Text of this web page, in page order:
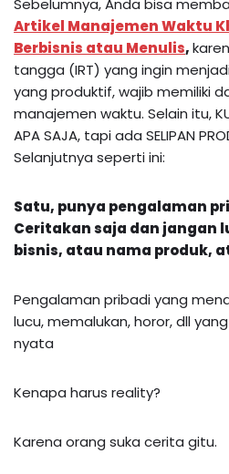
Sebelumnya, Anda bisa
Artikel Manajemen Waktu
Berbisnis atau Menulis,
tangga (IRT) yang ingin
yang produktif, wajib memiliki
manajemen waktu. Selain itu,
APA SAJA, tapi ada SELIPAN
Selanjutnya seperti ini:
Satu, punya pengalaman
Ceritakan saja dan jangan
bisnis, atau nama produk,
Pengalaman pribadi yang
lucu, memalukan, horor, dll
nyata
Kenapa harus reality?
Karena orang suka cerita gitu.